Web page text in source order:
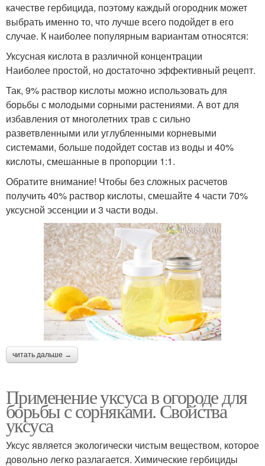
Сода от сорняков Средства для борьбы
Соли на сорняки Составы от сорняков
Механическая борьба
Борьба с сорными
растениями
Соль против сорняков Вод от сорняков
Рецепты от сорняков Сорняки с помощью
Борьба с фитофторой
качестве гербицида, поэтому каждый огородник может
выбрать именно то, что лучше всего подойдет в его
случае. К наиболее популярным вариантам относятся:
Уксусная кислота в различной концентрации
Наиболее простой, но достаточно эффективный рецепт.
Так, 9% раствор кислоты можно использовать для
борьбы с молодыми сорными растениями. А вот для
избавления от многолетних трав с сильно
разветвленными или углубленными корневыми
системами, больше подойдет состав из воды и 40%
кислоты, смешанные в пропорции 1:1.
Обратите внимание! Чтобы без сложных расчетов
получить 40% раствор кислоты, смешайте 4 части 70%
уксусной эссенции и 3 части воды.
читать дальше →
Применение уксуса в огороде для
борьбы с сорняками. Свойства
уксуса
Уксус является экологически чистым веществом, которое
довольно легко разлагается. Химические гербициды